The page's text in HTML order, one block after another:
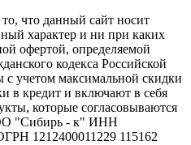
что данный сайт носит
характер и ни при каких
офертой, определяемой
кодекса Российской
учетом максимальной скидки
в кредит и включают в себя
которые согласовываются
"Сибирь - к" ИНН
1212400011229 115162